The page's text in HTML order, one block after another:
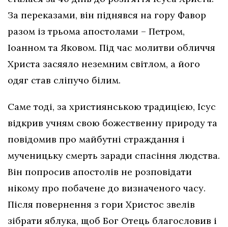
За переказами, він піднявся на гору Фавор
разом із трьома апостолами – Петром,
Іоанном та Яковом. Під час молитви обличчя
Христа засяяло неземним світлом, а його
одяг став сліпучо білим.
Саме тоді, за християнською традицією, Ісус
відкрив учням свою божественну природу та
повідомив про майбутні страждання і
мученицьку смерть заради спасіння людства.
Він попросив апостолів не розповідати
нікому про побачене до визначеного часу.
Після повернення з гори Христос звелів
зібрати яблука, щоб Бог Отець благословив і